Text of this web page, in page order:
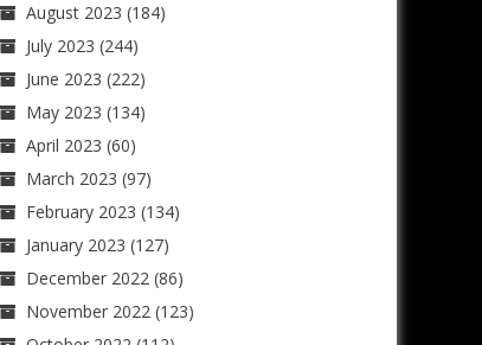
August 2023 (184)
July 2023 (244)
June 2023 (222)
May 2023 (134)
April 2023 (60)
March 2023 (97)
February 2023 (134)
January 2023 (127)
December 2022(86)
November 2022(123)